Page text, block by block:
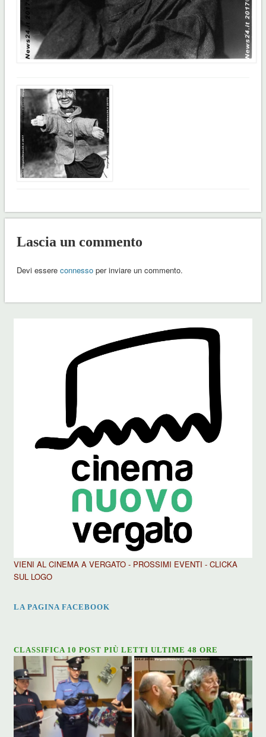
Lascia un commento
Devi essere connessoper inviare un commento.
VIENI AL CINEMA A VERGATO - PROSSIMI EVENTI - CLICKA
SUL LOGO
LA PAGINA FACEBOOK
CLASSIFICA 10 POST PIÙ LETTI ULTIME 48 ORE